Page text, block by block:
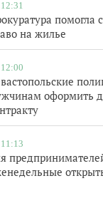
12:31
помогла
на жилье
12:00
оформить
11:13